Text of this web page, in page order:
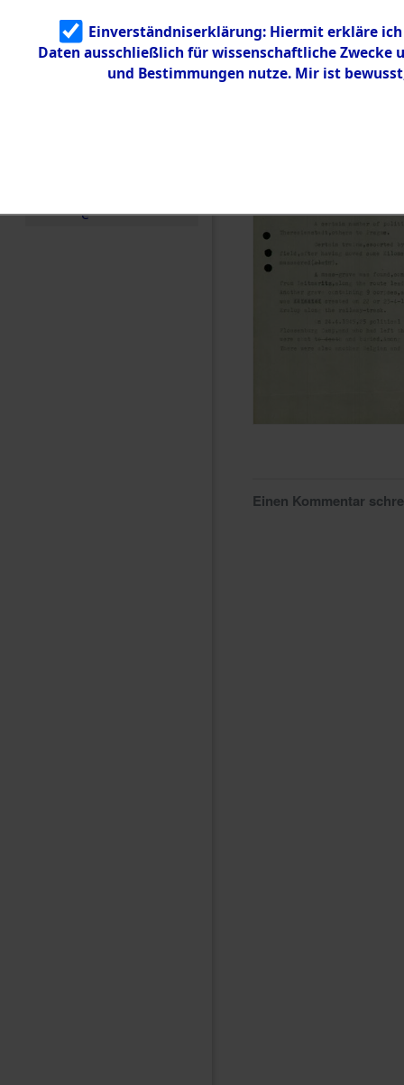
Identifizierun
g
5.3.3
Todesmärsch
e
Einen Kommentar
Einverständniserklärung: Hiermit erkläre
Daten ausschließlich für wissenschaftliche
und Bestimmungen nutze. Mir ist